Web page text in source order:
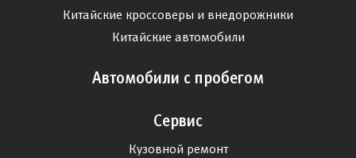
Китайские кроссоверы и внедорожники
Китайские автомобили
Автомобили с пробегом
Сервис
Кузовной ремонт